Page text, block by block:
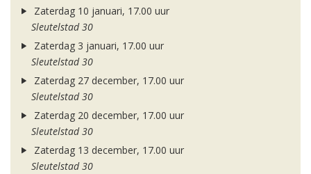
Zaterdag 10 januari, 17.00 uur
Sleutelstad 30
Zaterdag 3 januari, 17.00 uur
Sleutelstad 30
Zaterdag 27 december, 17.00 uur
Sleutelstad 30
Zaterdag 20 december, 17.00 uur
Sleutelstad 30
Zaterdag 13 december, 17.00 uur
Sleutelstad 30